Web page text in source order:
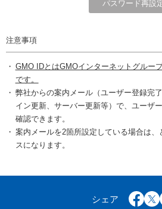
注意事項
GMO IDとはGMOインターネットグルー
です。
弊社からの案内メール（ユーザー登録完
イン更新、サーバー更新等）で、ユーザ
確認できます。
案内メールを2箇所設定している場合は
スになります。
シェア